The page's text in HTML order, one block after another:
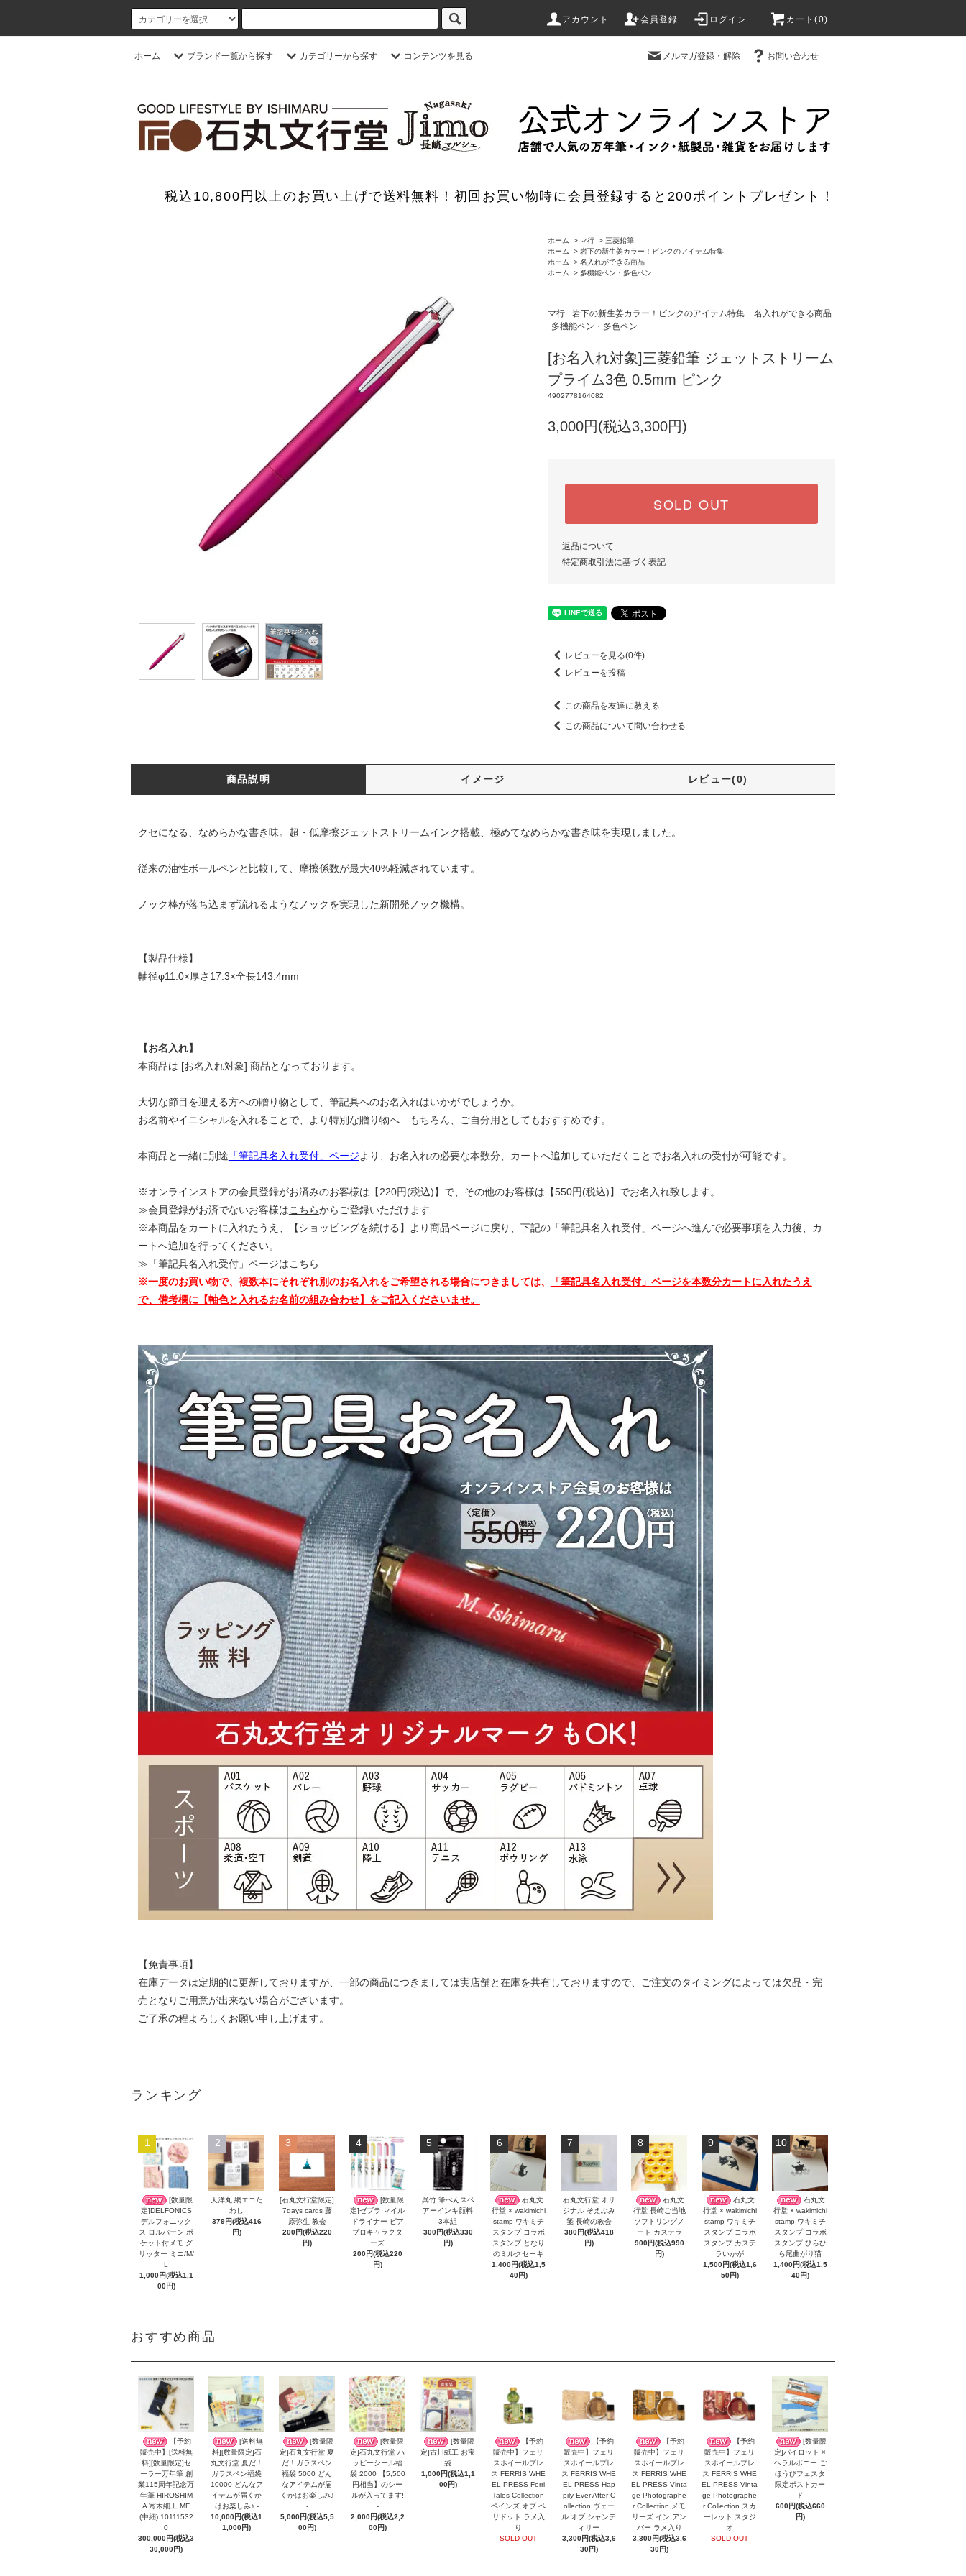
アカウント 会員登録 ログイン カート(0)
ホーム ブランド一覧から探す カテゴリーから探す コンテンツを見る メルマガ登録・解除 お問い合わせ
税込10,800円以上のお買い上げで送料無料！初回お買い物時に会員登録すると200ポイントプレゼント！
ホーム > マ行 > 三菱鉛筆
ホーム
> 岩下の新生姜カラー！ピンクのアイテム特集
ホーム
> 名入れができる商品
ホーム
> 多機能ペン・多色ペン
マ行 岩下の新生姜カラー！ピンクのアイテム特集
名入れができる商品
多機能ペン・多色ペン
[お名入れ対象]三菱鉛筆 ジェットストリーム
プライム3色 0.5mm ピンク
4902778164082
3,000円(税込3,300円)
SOLD OUT
返品について
特定商取引法に基づく表記
レビューを見る(0件)
レビューを投稿
この商品を友達に教える
この商品について問い合わせる
商品説明 イメージ レビュー(0)
クセになる、なめらかな書き味。超・低摩擦ジェットストリームインク搭載、極めてなめらかな書き味を実現しました。
従来の油性ボールペンと比較して、摩擦係数が最大40%軽減されています。
ノック棒が落ち込まず流れるようなノックを実現した新開発ノック機構。
【製品仕様】
軸径φ11.0×厚さ17.3×全長143.4mm
【お名入れ】
本商品は [お名入れ対象] 商品となっております。
大切な節目を迎える方への贈り物として、筆記具へのお名入れはいかがでしょうか。
お名前やイニシャルを入れることで、より特別な贈り物へ…もちろん、ご自分用としてもおすすめです。
本商品と一緒に別途 「筆記具名入れ受付」ページより、お名入れの必要な本数分、カートへ追加していただくことでお名入れの受付が可能です。
※オンラインストアの会員登録がお済みのお客様は【220円(税込)】で、その他のお客様は【550円(税込)】でお名入れ致します。
≫会員登録がお済でないお客様はこちらからご登録いただけます
※本商品をカートに入れたうえ、【ショッピングを続ける】より商品ページに戻り、下記の「筆記具名入れ受付」ページへ進んで必要事項を入力後、カ
ートへ追加を行ってください。
≫「筆記具名入れ受付」ページはこちら
※一度のお買い物で、複数本にそれぞれ別のお名入れをご希望される場合につきましては、
「筆記具名入れ受付」ページを本数分カートに入れたうえ
で、備考欄に【軸色と入れるお名前の組み合わせ】をご記入くださいませ。
【免責事項】
在庫データは定期的に更新しておりますが、一部の商品につきましては実店舗と在庫を共有しておりますので、ご注文のタイミングによっては欠品・完
売となりご用意が出来ない場合がございます。
ご了承の程よろしくお願い申し上げます。
ランキング
1
[数量限
定]DELFONICS
デルフォニック
ス ロルバーン ポ
ケット付メモ グ
リッター ミニ/M/
L
1,000円(税込1,1
00円)
2
天洋丸 網エコた
わし
379円(税込416
円)
3
[石丸文行堂限定]
7days cards 藤
原弥生 教会
200円(税込220
円)
4
[数量限
定]ゼブラ マイル
ドライナー ピア
プロキャラクタ
ーズ
200円(税込220
円)
5
呉竹 筆ぺんスペ
アーインキ顔料
3本組
300円(税込330
円)
6
石丸文
行堂 × wakimichi
stamp ワキミチ
スタンプ コラボ
スタンプ となり
のミルクセーキ
1,400円(税込1,5
40円)
7
石丸文行堂 オリ
ジナル そえぶみ
箋 長崎の教会
380円(税込418
円)
8
石丸文
行堂 長崎ご当地
ソフトリングノ
ート カステラ
900円(税込990
円)
9
石丸文
行堂 × wakimichi
stamp ワキミチ
スタンプ コラボ
スタンプ カステ
ラいかが
1,500円(税込1,6
50円)
10
石丸文
行堂 × wakimichi
stamp ワキミチ
スタンプ コラボ
スタンプ ひらひ
ら尾曲がり猫
1,400円(税込1,5
40円)
おすすめ商品
【予約
販売中】[送料無
料][数量限定]セ
ーラー万年筆 創
業115周年記念万
年筆 HIROSHIM
A 寄木細工 MF
(中細) 10111532
0
300,000円(税込3
30,000円)
[送料無
料][数量限定]石
丸文行堂 夏だ！
ガラスペン福袋
10000 どんなア
イテムが届くか
はお楽しみ♪ -
10,000円(税込1
1,000円)
[数量限
定]石丸文行堂 夏
だ！ガラスペン
福袋 5000 どん
なアイテムが届
くかはお楽しみ♪
-
5,000円(税込5,5
00円)
[数量限
定]石丸文行堂 ハ
ッピーシール福
袋 2000 【5,500
円相当】のシー
ルが入ってます!
-
2,000円(税込2,2
00円)
[数量限
定]古川紙工 お宝
袋
1,000円(税込1,1
00円)
【予約
販売中】フェリ
スホイールプレ
ス FERRIS WHE
EL PRESS Ferri
Tales Collection
ペインズ オブ ペ
リドット ラメ入
り
SOLD OUT
【予約
販売中】フェリ
スホイールプレ
ス FERRIS WHE
EL PRESS Hap
pily Ever After C
ollection ヴェー
ル オブ シャンテ
ィリー
3,300円(税込3,6
30円)
【予約
販売中】フェリ
スホイールプレ
ス FERRIS WHE
EL PRESS Vinta
ge Photographe
r Collection メモ
リーズ イン アン
バー ラメ入り
3,300円(税込3,6
30円)
【予約
販売中】フェリ
スホイールプレ
ス FERRIS WHE
EL PRESS Vinta
ge Photographe
r Collection スカ
ーレット スタジ
オ
SOLD OUT
[数量限
定]パイロット ×
ヘラルボニー ご
ほうびフェスタ
限定ポストカー
ド
600円(税込660
円)